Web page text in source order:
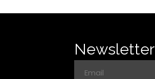
Newsletter